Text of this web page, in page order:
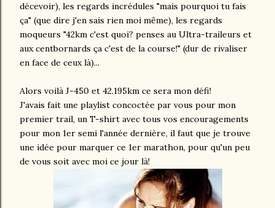
décevoir), les regards incrédules "mais pourquoi tu fais
ça" (que dire j'en sais rien moi même), les regards
moqueurs "42km c'est quoi? penses au Ultra-traileurs et
aux centbornards ça c'est de la course!" (dur de rivaliser
en face de ceux là)...
Alors voilà J-450 et 42.195km ce sera mon défi!
J'avais fait une playlist concoctée par vous pour mon
premier trail, un T-shirt avec tous vos encouragements
pour mon 1er semi l'année dernière, il faut que je trouve
une idée pour marquer ce 1er marathon, pour qu'un peu
de vous soit avec moi ce jour là!